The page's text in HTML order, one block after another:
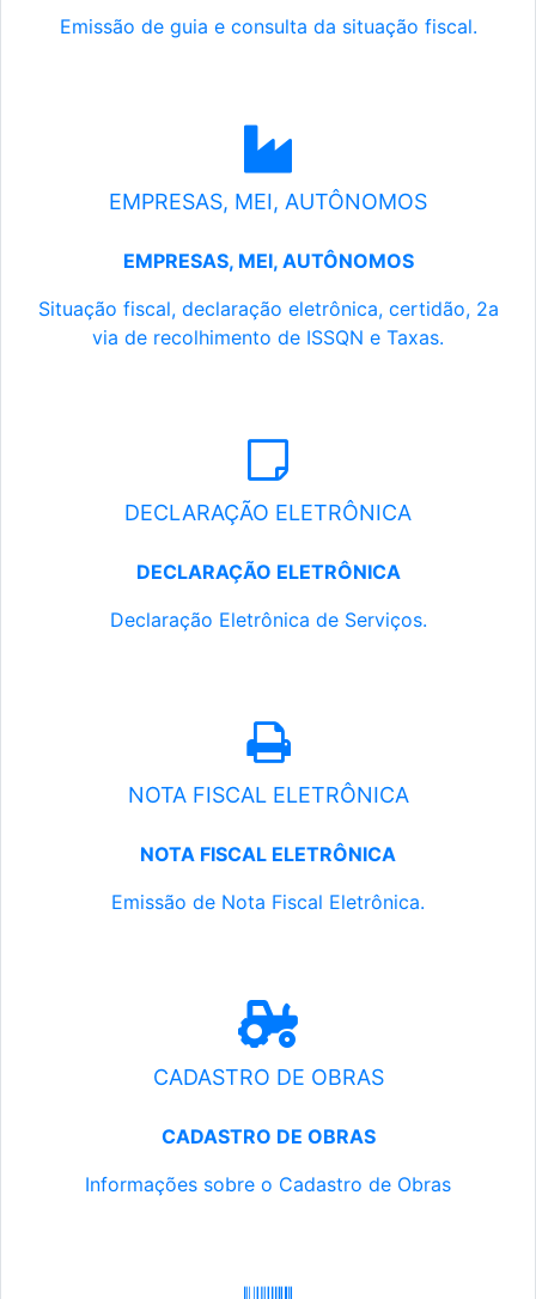
Emissão de guia e consulta da situação fiscal.
EMPRESAS, MEI, AUTÔNOMOS
EMPRESAS, MEI, AUTÔNOMOS
Situação fiscal, declaração eletrônica, certidão, 2a
via de recolhimento de ISSQN e Taxas.
DECLARAÇÃO ELETRÔNICA
DECLARAÇÃO ELETRÔNICA
Declaração Eletrônica de Serviços.
NOTA FISCAL ELETRÔNICA
NOTA FISCAL ELETRÔNICA
Emissão de Nota Fiscal Eletrônica.
CADASTRO DE OBRAS
CADASTRO DE OBRAS
Informações sobre o Cadastro de Obras